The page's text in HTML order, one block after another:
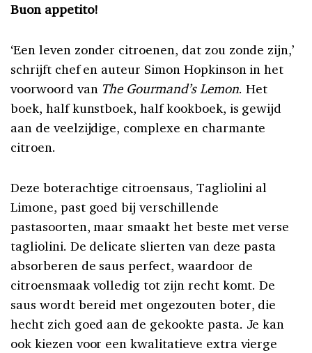
Buon appetito!
‘Een leven zonder citroenen, dat zou zonde zijn,’
schrijft chef en auteur Simon Hopkinson in het
voorwoord van The Gourmand’s Lemon. Het
boek, half kunstboek, half kookboek, is gewijd
aan de veelzijdige, complexe en charmante
citroen.
Deze boterachtige citroensaus, Tagliolini al
Limone, past goed bij verschillende
pastasoorten, maar smaakt het beste met verse
tagliolini. De delicate slierten van deze pasta
absorberen de saus perfect, waardoor de
citroensmaak volledig tot zijn recht komt. De
saus wordt bereid met ongezouten boter, die
hecht zich goed aan de gekookte pasta. Je kan
ook kiezen voor een kwalitatieve extra vierge